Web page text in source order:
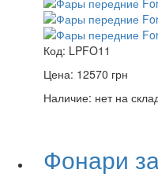
Код: LPFO11
Цена: 12570 грн
Наличие: нет на
Фонари